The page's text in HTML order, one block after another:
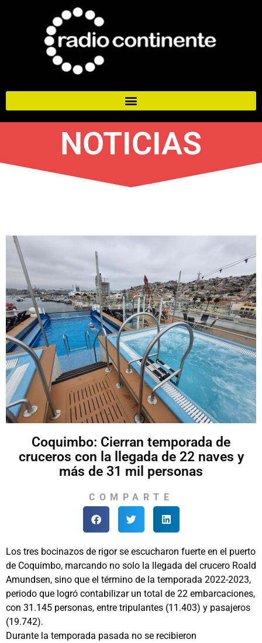
NOTICIAS
Coquimbo: Cierran temporada de
cruceros con la llegada de 22 naves y
más de 31 mil personas
COMPARTE
Los tres bocinazos de rigor se escucharon fuerte en el puerto
de Coquimbo, marcando no solo la llegada del crucero Roald
Amundsen, sino que el término de la temporada 2022-2023,
periodo que logró contabilizar un total de 22 embarcaciones,
con 31.145 personas, entre tripulantes (11.403) y pasajeros
(19.742).
Durante la temporada pasada no se recibieron